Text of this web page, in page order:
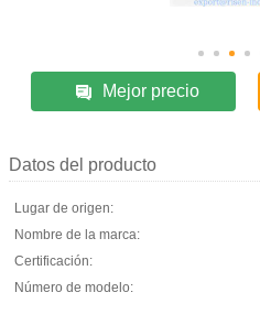
Mejor precio
Datos del producto
Lugar de origen:
Nombre de la marca:
Certificación:
Número de modelo: